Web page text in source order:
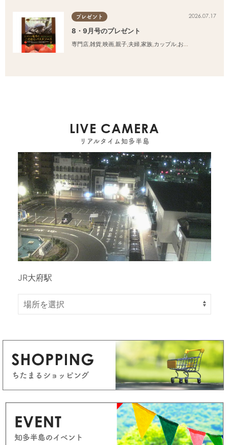
プレゼント 2026.07.17
8・9月号のプレゼント
専門店,雑貨,映画,親子,夫婦,家族,カップル,おひとりさま
LIVE CAMERA
リアルタイム知多半島
JR大府駅